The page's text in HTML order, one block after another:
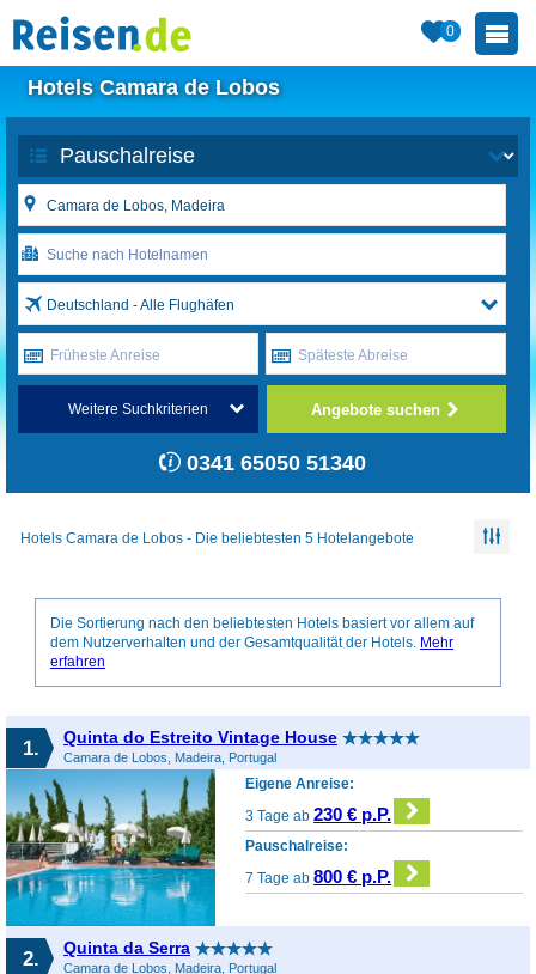
0
Hotels Camara de Lobos
Deutschland - Alle Flughäfen
Früheste Anreise Späteste Abreise
Weitere Suchkriterien Angebote suchen
0341 65050 51340
Hotels Camara de Lobos - Die beliebtesten 5 Hotelangebote
Die Sortierung nach den beliebtesten Hotels basiert vor allem auf
dem Nutzerverhalten und der Gesamtqualität der Hotels. Mehr
erfahren
1. Quinta do Estreito Vintage House
Camara de Lobos, Madeira, Portugal
Eigene Anreise:
3 Tage ab230 € p.P.
Pauschalreise:
7 Tage ab800 € p.P.
2. Quinta da Serra
Camara de Lobos, Madeira, Portugal